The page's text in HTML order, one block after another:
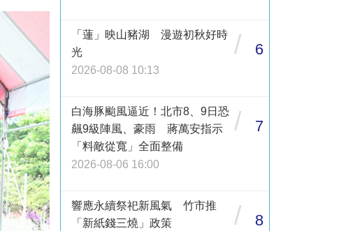
「蓮」映山豬湖 漫遊初秋好時
光
2026-08-08 10:13
/ 6
白海豚颱風逼近！北市8、9日恐
飆9級陣風、豪雨 蔣萬安指示
「料敵從寬」全面整備
2026-08-06 16:00
/ 7
響應永續祭祀新風氣 竹市推
「新紙錢三燒」政策
/ 8